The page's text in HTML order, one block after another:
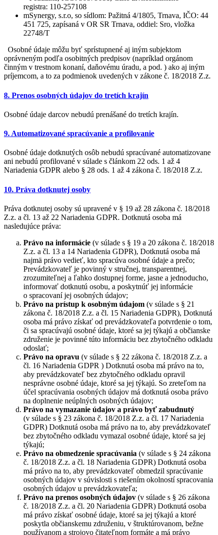
registra: 110-257108
mSynergy, s.r.o, so sídlom: Pažitná 4/1805, Trnava, IČO: 44
451 725, zapísaná v OR SR Trnava, oddiel: Sro, vložka
22748/T
Osobné údaje môžu byť sprístupnené aj iným subjektom
oprávneným podľa osobitných predpisov (napríklad orgánom
činným v trestnom konaní, daňovému úradu, a pod. ) ako aj iným
príjemcom, a to za podmienok uvedených v zákone č. 18/2018 Z.z.
8. Prenos osobných údajov do tretích krajín
Osobné údaje darcov nebudú prenášané do tretích krajín.
9. Automatizované spracúvanie a profilovanie
Osobné údaje dotknutých osôb nebudú spracúvané automatizovane
ani nebudú profilované v súlade s článkom 22 ods. 1 až 4
Nariadenia GDPR alebo § 28 ods. 1 až 4 zákona č. 18/2018 Z.z.
10. Práva dotknutej osoby
Práva dotknutej osoby sú upravené v § 19 až 28 zákona č. 18/2018
Z.z. a čl. 13 až 22 Nariadenia GDPR. Dotknutá osoba má
nasledujúce práva:
Právo na informácie (v súlade s § 19 a 20 zákona č. 18/2018
Z.z. a čl. 13 a 14 Nariadenia GDPR), Dotknutá osoba má
najmä právo vedieť, kto spracúva osobné údaje a prečo;
Prevádzkovateľ je povinný v stručnej, transparentnej,
zrozumiteľnej a ľahko dostupnej forme, jasne a jednoducho,
informovať dotknutú osobu, a poskytnúť jej informácie
o spracovaní jej osobných údajov;
Právo na prístup k osobným údajom (v súlade s § 21
zákona č. 18/2018 Z.z. a čl. 15 Nariadenia GDPR), Dotknutá
osoba má právo získať od prevádzkovateľa potvrdenie o tom,
či sa spracúvajú osobné údaje, ktoré sa jej týkajú a občianske
združenie je povinné túto informáciu bez zbytočného odkladu
odoslať;
Právo na opravu (v súlade s § 22 zákona č. 18/2018 Z.z. a
čl. 16 Nariadenia GDPR ) Dotknutá osoba má právo na to,
aby prevádzkovateľ bez zbytočného odkladu opravil
nesprávne osobné údaje, ktoré sa jej týkajú. So zreteľom na
účel spracúvania osobných údajov má dotknutá osoba právo
na doplnenie neúplných osobných údajov;
Právo na vymazanie údajov a právo byť zabudnutý
(v súlade s § 23 zákona č. 18/2018 Z.z. a čl. 17 Nariadenia
GDPR) Dotknutá osoba má právo na to, aby prevádzkovateľ
bez zbytočného odkladu vymazal osobné údaje, ktoré sa jej
týkajú;
Právo na obmedzenie spracúvania (v súlade s § 24 zákona
č. 18/2018 Z.z. a čl. 18 Nariadenia GDPR) Dotknutá osoba
má právo na to, aby prevádzkovateľ obmedzil spracúvanie
osobných údajov v súvislosti s riešením okolností spracovania
osobných údajov u prevádzkovateľa;
Právo na prenos osobných údajov (v súlade s § 26 zákona
č. 18/2018 Z.z. a čl. 20 Nariadenia GDPR) Dotknutá osoba
má právo získať osobné údaje, ktoré sa jej týkajú a ktoré
poskytla občianskemu združeniu, v štruktúrovanom, bežne
používanom a strojovo čitateľnom formáte a má právo